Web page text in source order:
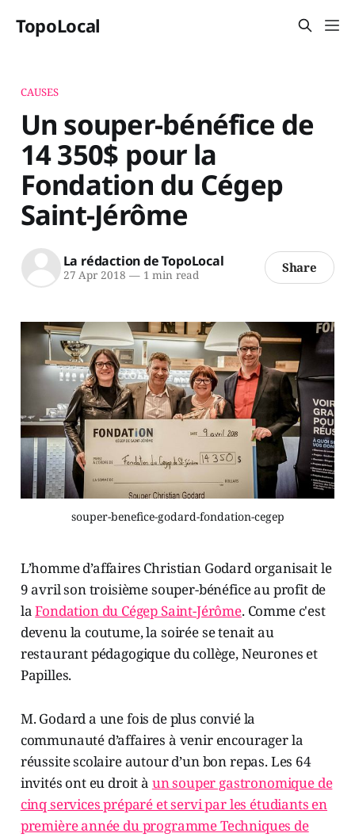
TopoLocal
CAUSES
Un souper-bénéfice de
14 350$ pour la
Fondation du Cégep
Saint-Jérôme
La rédaction de TopoLocal
27 Apr 2018 —1 min read Share
souper-benefice-godard-fondation-cegep
L’homme d’affaires Christian Godard organisait le
9 avril son troisième souper-bénéfice au profit de
laFondation du Cégep Saint-Jérôme. Comme c'est
devenu la coutume, la soirée se tenait au
restaurant pédagogique du collège, Neurones et
Papilles.
M. Godard a une fois de plus convié la
communauté d’affaires à venir encourager la
réussite scolaire autour d’un bon repas. Les 64
invités ont eu droit à un souper gastronomique de
cinq services préparé et servi par les étudiants en
première année du programme Techniques de